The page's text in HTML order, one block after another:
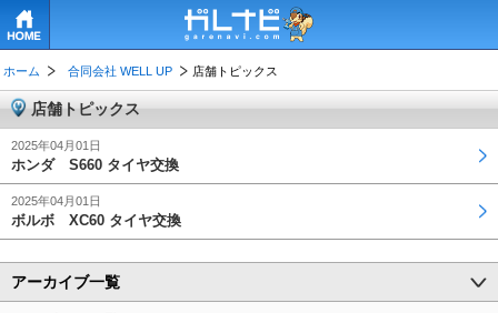
ホーム 合同会社 WELL UP 店舗トピックス
店舗トピックス
2025年04月01日
ホンダ S660 タイヤ交換
2025年04月01日
ボルボ XC60 タイヤ交換
アーカイブ一覧